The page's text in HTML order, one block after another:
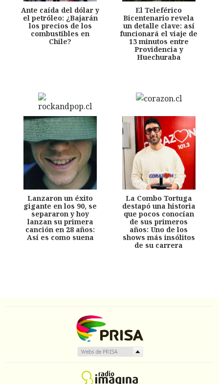
Ante caída del dólar y
el petróleo: ¿Bajarán
los precios de los
combustibles en
Chile?
El Teleférico
Bicentenario revela
un detalle clave: así
funcionará el viaje de
13 minutos entre
Providencia y
Huechuraba
Lanzaron un éxito
gigante en los 90, se
separaron y hoy
lanzan su primera
canción en 28 años:
Así es como suena
La Combo Tortuga
destapó una historia
que pocos conocían
de sus primeros
años: Uno de los
shows más insólitos
de su carrera